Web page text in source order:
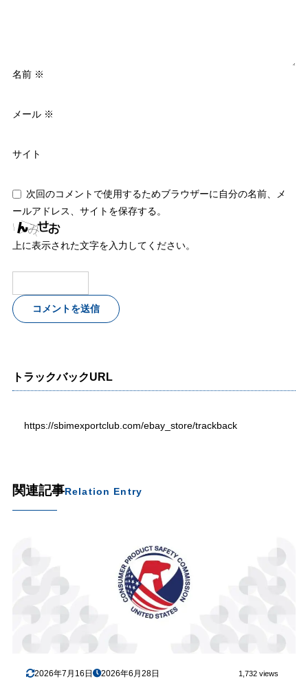
名前 ※
メール ※
サイト
次回のコメントで使用するためブラウザーに自分の名前、メ
ールアドレス、サイトを保存する。
上に表示された文字を入力してください。
トラックバックURL
https://sbimexportclub.com/ebay_store/trackback
関連記事Relation Entry
2026年7月16日 2026年6月28日 1,732 views